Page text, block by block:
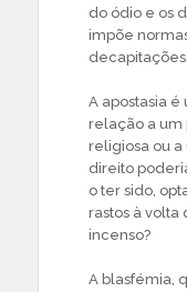
do ódio e os
impõe
A apostasia
relação a um
religiosa ou a
direito
o ter sido,
rastos à volta
incenso?
A blasfémia,